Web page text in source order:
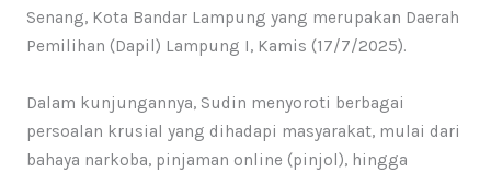
Senang, Kota Bandar Lampung yang merupakan Daerah
Pemilihan (Dapil) Lampung I, Kamis (17/7/2025).
Dalam kunjungannya, Sudin menyoroti berbagai
persoalan krusial yang dihadapi masyarakat, mulai dari
bahaya narkoba, pinjaman online (pinjol), hingga